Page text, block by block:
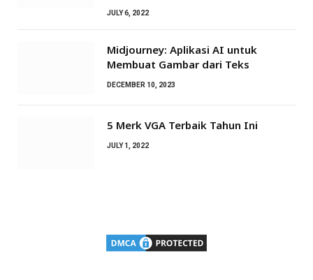
JULY 6, 2022
Midjourney: Aplikasi AI untuk
Membuat Gambar dari Teks
DECEMBER 10, 2023
5 Merk VGA Terbaik Tahun Ini
JULY 1, 2022